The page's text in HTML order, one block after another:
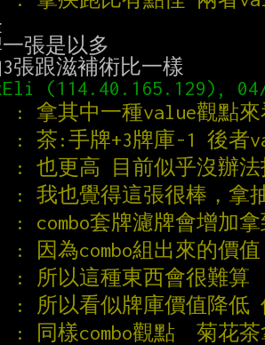
張是以多
: 拿其中一種value觀點
: 茶:手牌+3牌庫-1 後者
: 也更高 目前似乎沒辦法
: 我也覺得這張很棒，拿
: combo套牌濾牌會增加
: 因為combo組出來的價
: 所以這種東西會很難算
: 所以看似牌庫價值降低
: 同樣combo觀點  菊花茶